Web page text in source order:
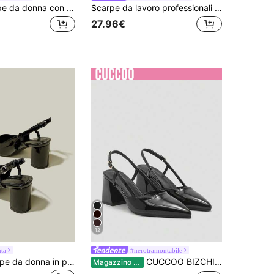
SHUZIA Scarpe da donna con punta affusolata, eleganti e alla moda, con cinturino e tacco a zeppa, adatte per la Festa di San Valentino, con vestibilità ampia Scarpe da lavoro professionali da donna taglia comoda, punta affusolata, tacco spesso, fibbia con strass, sintetico, eleganti décolleté neri ampi
27.96€
ManLuZi Scarpe da donna in pelle verniciata nera con punta affusolata e tacco alto e massiccio, eleganti scarpe formali con cinturino posteriore
12
#nerotramontabile
Magazzino EU CUCCOO BIZCHIC Décolleté donna con tacco medio largo, punta affusolata e tallone aperto, in nero, design classico minimalista, adatti per pendolarismo, appuntamenti, feste, vacanze, matrimoni